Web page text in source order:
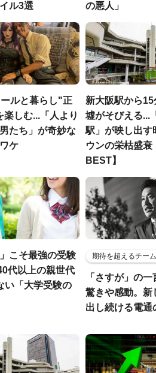
ル3選
の悪人」
ルと暮らし"正
楽しむ...「人より
たち」が奇妙な
ケ
新大阪駅から
墟がそびえる...
駅」が映し出す
ウンの栄枯盛衰
BEST】
こそ最強の受験
代以上の親世代
い「大学受験の
期待を超えるチー
「さすが」の
驚きや感動。新
出し続ける電通